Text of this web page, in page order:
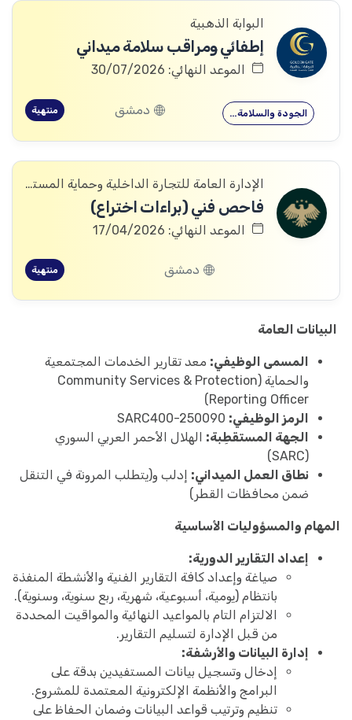
البوابة الذهبية
إطفائي ومراقب سلامة ميداني
الموعد النهائي: 30/07/2026
الجودة والسلامة… دمشق منتهية
الإدارة العامة للتجارة الداخلية وحماية المستهلك
فاحص فني (براءات اختراع)
الموعد النهائي: 17/04/2026
دمشق منتهية
البيانات العامة
المسمى الوظيفي: معد تقارير الخدمات المجتمعية
والحماية (Community Services & Protection
Reporting Officer)
الرمز الوظيفي:
الجهة المستقطِبة: الهلال الأحمر العربي السوري
(SARC)
نطاق العمل الميداني: إدلب و(يتطلب المرونة في التنقل
ضمن محافظات القطر)
المهام والمسؤوليات الأساسية
إعداد التقارير الدورية:
صياغة وإعداد كافة التقارير الفنية والأنشطة المنفذة
بانتظام (يومية، أسبوعية، شهرية، ربع سنوية، وسنوية).
الالتزام التام بالمواعيد النهائية والمواقيت المحددة
من قبل الإدارة لتسليم التقارير.
إدارة البيانات والأرشفة:
إدخال وتسجيل بيانات المستفيدين بدقة على
البرامج والأنظمة الإلكترونية المعتمدة للمشروع.
تنظيم وترتيب قواعد البيانات وضمان الحفاظ على